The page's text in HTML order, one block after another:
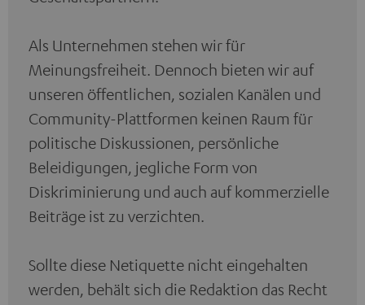
Als Unternehmen stehen wir für
Meinungsfreiheit. Dennoch bieten wir auf
unseren öffentlichen, sozialen Kanälen und
Community-Plattformen keinen Raum für
politische Diskussionen, persönliche
Beleidigungen, jegliche Form von
Diskriminierung und auch auf kommerzielle
Beiträge ist zu verzichten.
Sollte diese Netiquette nicht eingehalten
werden, behält sich die Redaktion das Recht